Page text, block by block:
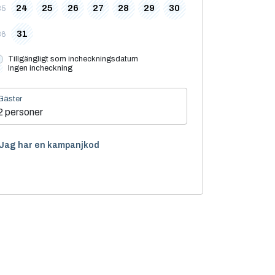
24 25 26 27 28 29 30
31
Tillgängligt som incheckningsdatum
Ingen incheckning
personer
Jag har en kampanjkod